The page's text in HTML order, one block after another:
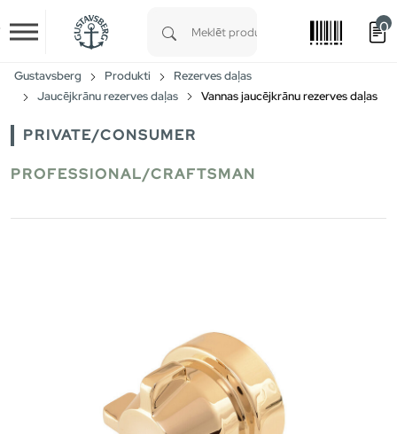
Skip to main content
0
Gustavsberg Produkti
Rezerves daļas
Jaucējkrānu rezerves daļas
Vannas jaucējkrānu rezerves daļas
PRIVATE/CONSUMER
PROFESSIONAL/CRAFTSMAN